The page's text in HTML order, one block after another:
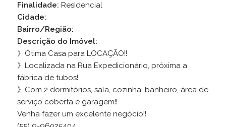
Finalidade: Residencial
Cidade:
Bairro/Região:
Descrição do Imóvel:
》Ótima Casa para LOCAÇÃO!!
》Localizada na Rua Expedicionário, próxima a
fábrica de tubos!
》Com 2 dormitórios, sala, cozinha, banheiro, área de
serviço coberta e garagem!!
Venha fazer um excelente negócio!!